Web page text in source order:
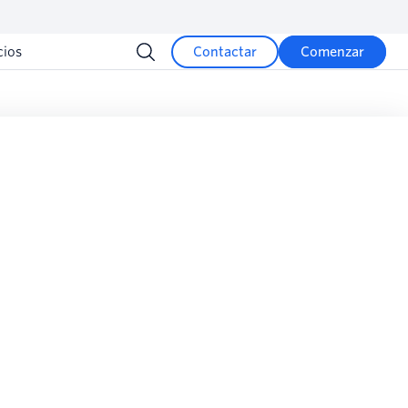
Contactar Comenzar